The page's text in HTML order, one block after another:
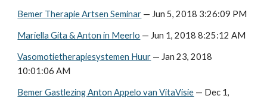
Bemer Therapie Artsen Seminar — Jun 5, 2018 3:26:09 PM
Mariella Gita & Anton in Meerlo — Jun 1, 2018 8:25:12 AM
Vasomotietherapiesystemen Huur — Jan 23, 2018
10:01:06 AM
Bemer Gastlezing Anton Appelo van VitaVisie — Dec 1,